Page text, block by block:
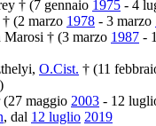
† (7 gennaio 1975 - 4
(2 marzo 1978 - 3 marzo
† (3 marzo 1987 -
O.Cist. † (11
maggio 2003 - 12
, dal 12 luglio 2019